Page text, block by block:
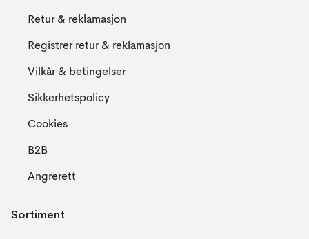
Retur & reklamasjon
Registrer retur & reklamasjon
Vilkår & betingelser
Sikkerhetspolicy
Cookies
B2B
Angrerett
Sortiment